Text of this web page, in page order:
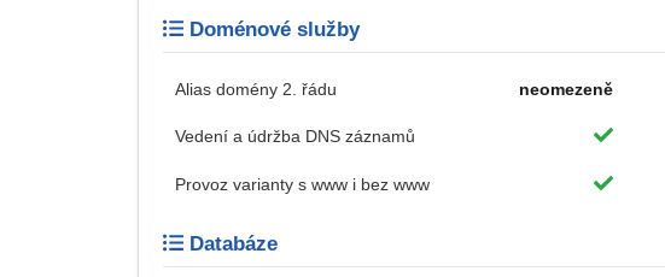
Doménové služby
Alias domény 2. řádu neomezeně
Vedení a údržba DNS záznamů
Provoz varianty s www i bez www
Databáze